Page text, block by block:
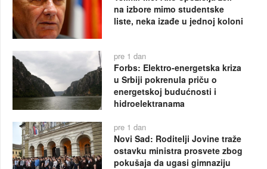
na izbore mimo studentske
liste, neka izađe u jednoj koloni
pre 1 dan
Forbs: Elektro-energetska kriza
u Srbiji pokrenula priču o
energetskoj budućnosti i
hidroelektranama
pre 1 dan
Novi Sad: Roditelji Jovine traže
ostavku ministra prosvete zbog
pokušaja da ugasi gimnaziju